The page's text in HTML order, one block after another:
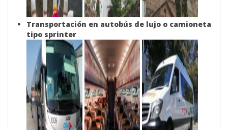
Transportación en autobús de lujo o camioneta
tipo sprinter